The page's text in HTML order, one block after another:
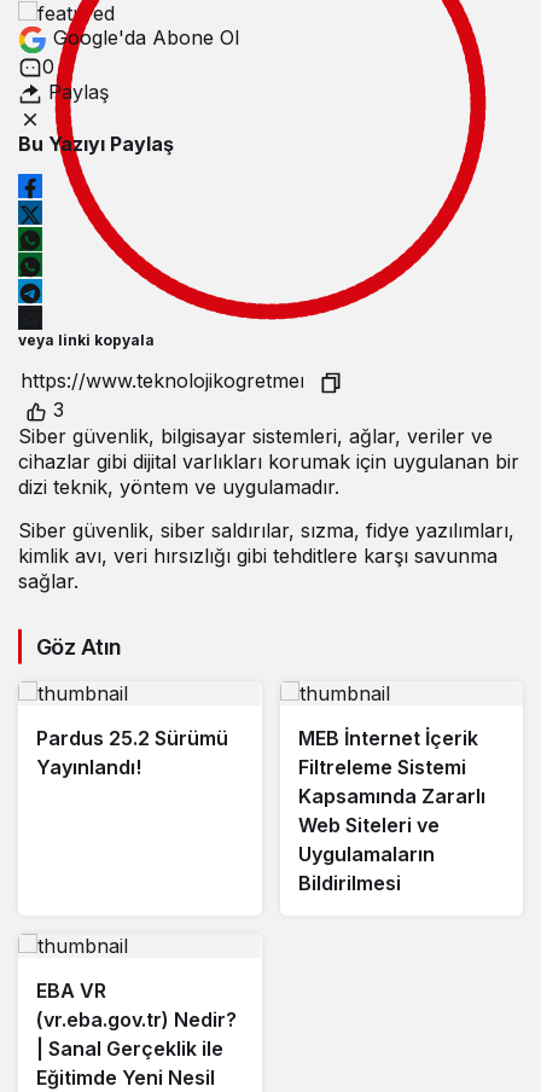
Google'da Abone Ol
0
Paylaş
Bu Yazıyı Paylaş
veya linki kopyala
3
Siber güvenlik, bilgisayar sistemleri, ağlar, veriler ve
cihazlar gibi dijital varlıkları korumak için uygulanan bir
dizi teknik, yöntem ve uygulamadır.
Siber güvenlik, siber saldırılar, sızma, fidye yazılımları,
kimlik avı, veri hırsızlığı gibi tehditlere karşı savunma
sağlar.
Göz Atın
Pardus 25.2 Sürümü
Yayınlandı!
MEB İnternet İçerik
Filtreleme Sistemi
Kapsamında Zararlı
Web Siteleri ve
Uygulamaların
Bildirilmesi
EBA VR
(vr.eba.gov.tr) Nedir?
| Sanal Gerçeklik ile
Eğitimde Yeni Nesil